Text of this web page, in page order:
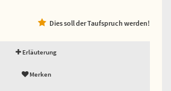
Dies soll der Taufspruch werden!
Erläuterung
Merken